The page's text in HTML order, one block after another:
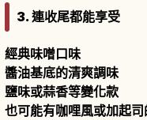
3. 連收尾都能享受
經典味噌口味
醬油基底的清爽調味
鹽味或蒜香等變化款
也可能有咖哩風或加起